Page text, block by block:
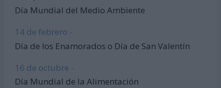
Día Mundial del Medio Ambiente
14 de febrero -
Día de los Enamorados o Día de San Valentín
16 de octubre -
Día Mundial de la Alimentación